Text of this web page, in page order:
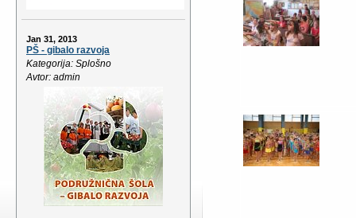
Jan 31, 2013
PŠ - gibalo razvoja
Kategorija: Splošno
Avtor: admin